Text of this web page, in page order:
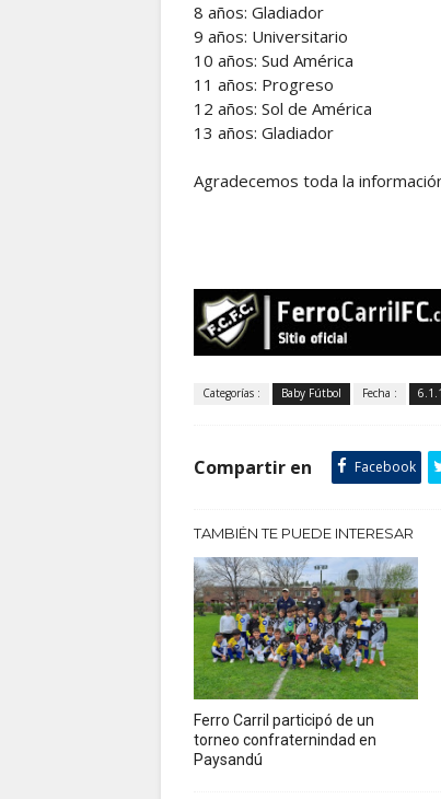
8 años: Gladiador
9 años: Universitario
10 años: Sud América
11 años: Progreso
12 años: Sol de América
13 años: Gladiador
Agradecemos toda la
Categorías : Baby Fútbol Fecha :
Compartir en Facebook
TAMBIÉN TE PUEDE INTERESAR
Ferro Carril participó de un
torneo confraternindad en
Paysandú